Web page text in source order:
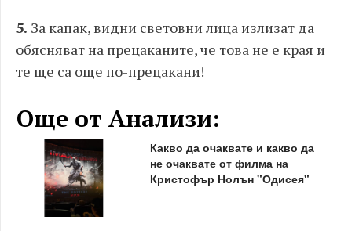
5. За капак, видни световни лица излизат да
обясняват на прецаканите, че това не е края и
те ще са още по-прецакани!
Още от Анализи:
Какво да очаквате и какво да
не очаквате от филма на
Кристофър Нолън "Одисея"